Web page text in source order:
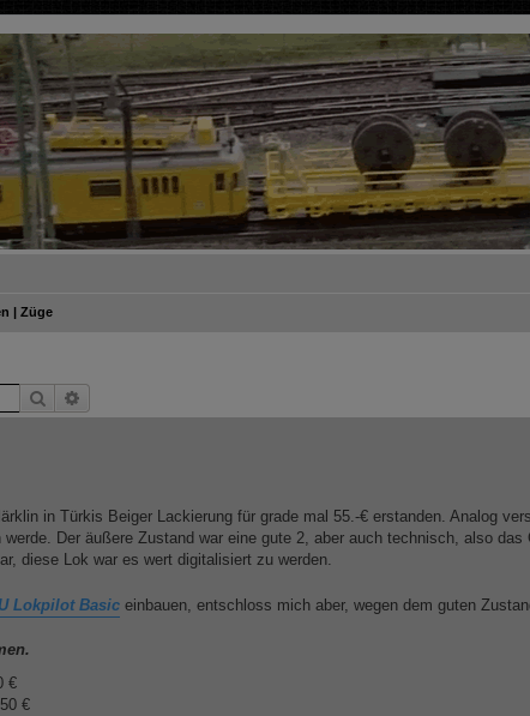
| Züge
Suche
in Türkis Beiger Lackierung für grade mal 55.-€ erstanden. Analog
Der äußere Zustand war eine gute 2, aber auch technisch, also das
diese Lok war es wert digitalisiert zu werden.
Lokpilot Basic einbauen, entschloss mich aber, wegen dem guten
€
€